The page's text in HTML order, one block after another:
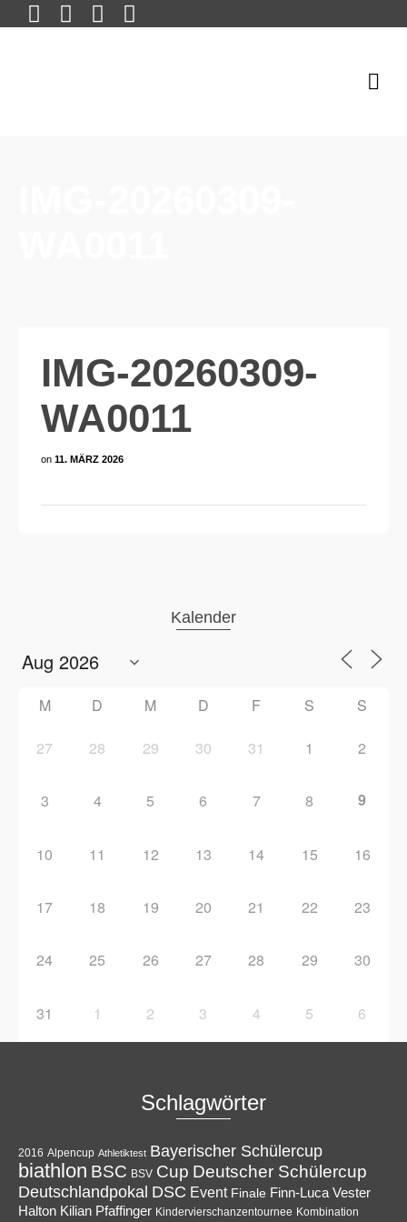
IMG-20260309-
WA0011
on 11. MÄRZ 2026
Kalender
M D M D F S S
27 28 29 30 31 1 2
3 4 5 6 7 8 9
10 11 12 13 14 15 16
17 18 19 20 21 22 23
24 25 26 27 28 29 30
31 1 2 3 4 5 6
Schlagwörter
2016 Alpencup Athletiktest Bayerischer Schülercup
biathlon BSC BSV Cup Deutscher Schülercup
Deutschlandpokal DSC Event Finale Finn-Luca Vester
Halton Kilian Pfaffinger Kindervierschanzentournee Kombination